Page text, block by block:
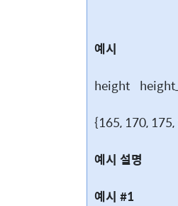
예시
height
{165, 170,
예시 설명
예시 #1